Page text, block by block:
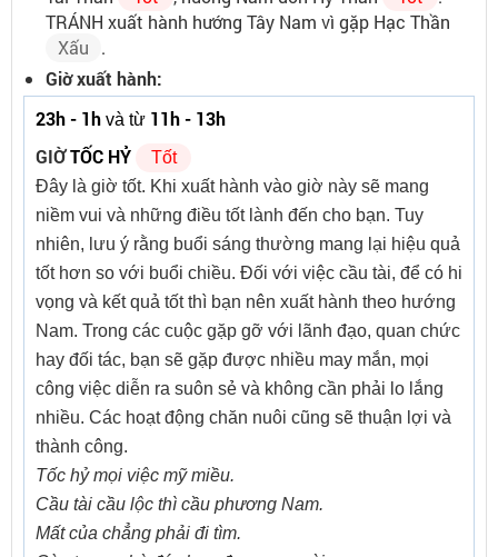
TRÁNH xuất hành hướng Tây Nam vì gặp Hạc Thần
Xấu
.
Giờ xuất hành:
23h - 1h và từ 11h - 13h
GIỜTỐC HỶ
Tốt
Đây là giờ tốt. Khi xuất hành vào giờ này sẽ mang
niềm vui và những điều tốt lành đến cho bạn. Tuy
nhiên, lưu ý rằng buổi sáng thường mang lại hiệu quả
tốt hơn so với buổi chiều. Đối với việc cầu tài, để có hi
vọng và kết quả tốt thì bạn nên xuất hành theo hướng
Nam. Trong các cuộc gặp gỡ với lãnh đạo, quan chức
hay đối tác, bạn sẽ gặp được nhiều may mắn, mọi
công việc diễn ra suôn sẻ và không cần phải lo lắng
nhiều. Các hoạt động chăn nuôi cũng sẽ thuận lợi và
thành công.
Tốc hỷ mọi việc mỹ miều.
Cầu tài cầu lộc thì cầu phương Nam.
Mất của chẳng phải đi tìm.